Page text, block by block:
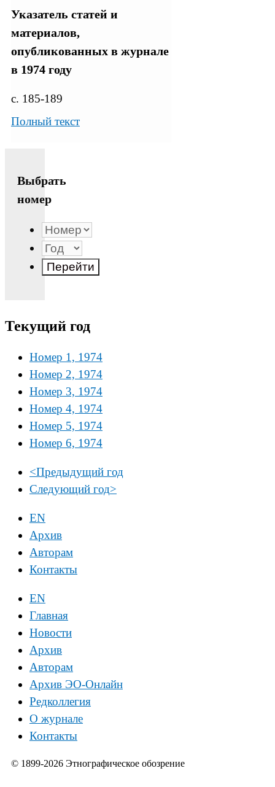
Указатель статей и
материалов,
опубликованных в журнале
в 1974 году
с. 185-189
Полный текст
Выбрать
номер
Текущий год
Номер 1, 1974
Номер 2, 1974
Номер 3, 1974
Номер 4, 1974
Номер 5, 1974
Номер 6, 1974
<Предыдущий год
Следующий год>
EN
Архив
Авторам
Контакты
EN
Главная
Новости
Архив
Авторам
Архив ЭО-Онлайн
Редколлегия
О журнале
Контакты
© 1899-2026 Этнографическое обозрение